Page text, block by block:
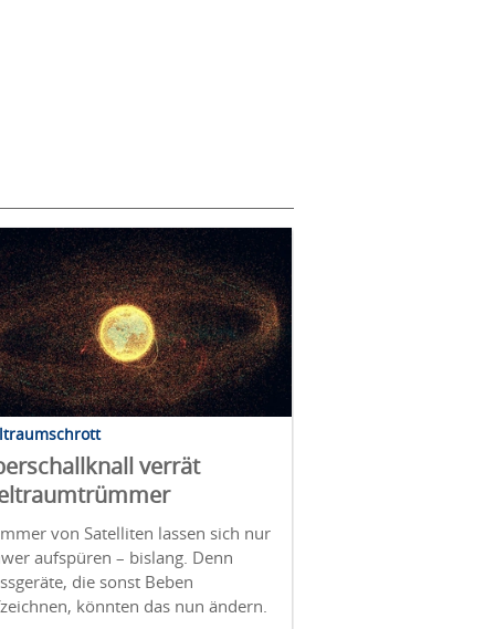
verrät
von Satelliten lassen sich nur
aufspüren – bislang. Denn
die sonst Beben
könnten das nun ändern.